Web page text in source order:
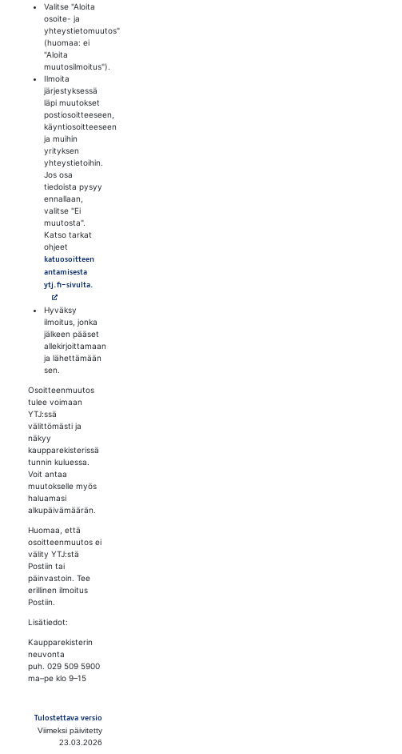
Valitse "Aloita
osoite- ja
yhteystietomuutos"
(huomaa: ei
"Aloita
muutosilmoitus").
Ilmoita
järjestyksessä
läpi muutokset
postiosoitteeseen,
käyntiosoitteeseen
ja muihin
yrityksen
yhteystietoihin.
Jos osa
tiedoista pysyy
ennallaan,
valitse "Ei
muutosta".
Katso tarkat
ohjeet
katuosoitteen
antamisesta
ytj.fi-sivulta.
Hyväksy
ilmoitus, jonka
jälkeen pääset
allekirjoittamaan
ja lähettämään
sen.
Osoitteenmuutos
tulee voimaan
YTJ:ssä
välittömästi ja
näkyy
kaupparekisterissä
tunnin kuluessa.
Voit antaa
muutokselle myös
haluamasi
alkupäivämäärän.
Huomaa, että
osoitteenmuutos ei
välity YTJ:stä
Postiin tai
päinvastoin. Tee
erillinen ilmoitus
Postiin.
Lisätiedot:
Kaupparekisterin
neuvonta
puh. 029 509 5900
ma–pe klo 9–15
Tulostettava versio
Viimeksi päivitetty
23.03.2026